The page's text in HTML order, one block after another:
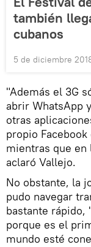
también
cubanos
5 de diciembre
"Además el 3G
abrir WhatsApp
otras
propio
mientras que
aclaró Vallejo.
No obstante, la
pudo navegar
bastante rápido,
porque es el
mundo esté